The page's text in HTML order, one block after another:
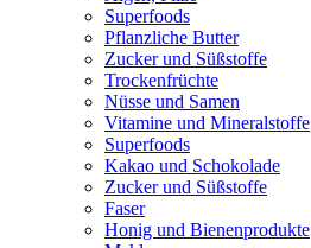
Superfoods
Pflanzliche Butter
Zucker und Süßstoffe
Trockenfrüchte
Nüsse und Samen
Vitamine und Mineralstoffe
Superfoods
Kakao und Schokolade
Zucker und Süßstoffe
Faser
Honig und Bienenprodukte